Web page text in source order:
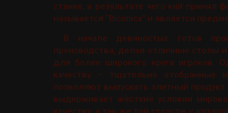
станке, в результате чего кий принял
называется “Biconica” и является
В начале девяностых готов
производства, делая отличные столы
для более широкого круга игроков.
качеству – тщательно отобранные
позволяют выпускать элитный
выдерживает жёсткие условия